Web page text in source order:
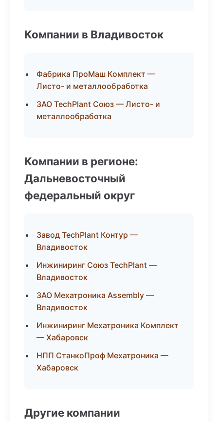
Компании в Владивосток
Фабрика ПроМаш Комплект —
Листо- и металлообработка
ЗАО TechPlant Союз — Листо- и
металлообработка
Компании в регионе:
Дальневосточный
федеральный округ
Завод TechPlant Контур —
Владивосток
Инжиниринг Союз TechPlant —
Владивосток
ЗАО Мехатроника Assembly —
Владивосток
Инжиниринг Мехатроника Комплект
— Хабаровск
НПП СтанкоПроф Мехатроника —
Хабаровск
Другие компании